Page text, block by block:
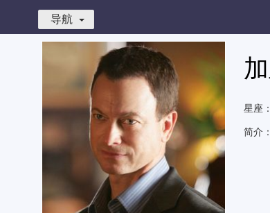
导航
星座：
简介：